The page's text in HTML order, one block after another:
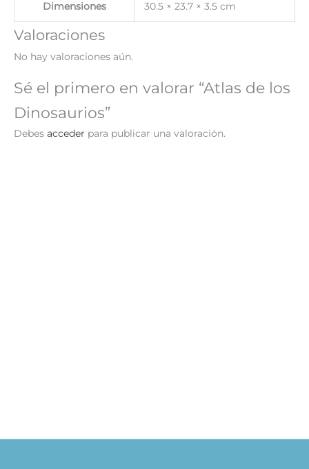
Dimensiones 30.5 × 23.7 × 3.5 cm
Valoraciones
No hay valoraciones aún.
Sé el primero en valorar “Atlas de los
Dinosaurios”
Debes acceder para publicar una valoración.